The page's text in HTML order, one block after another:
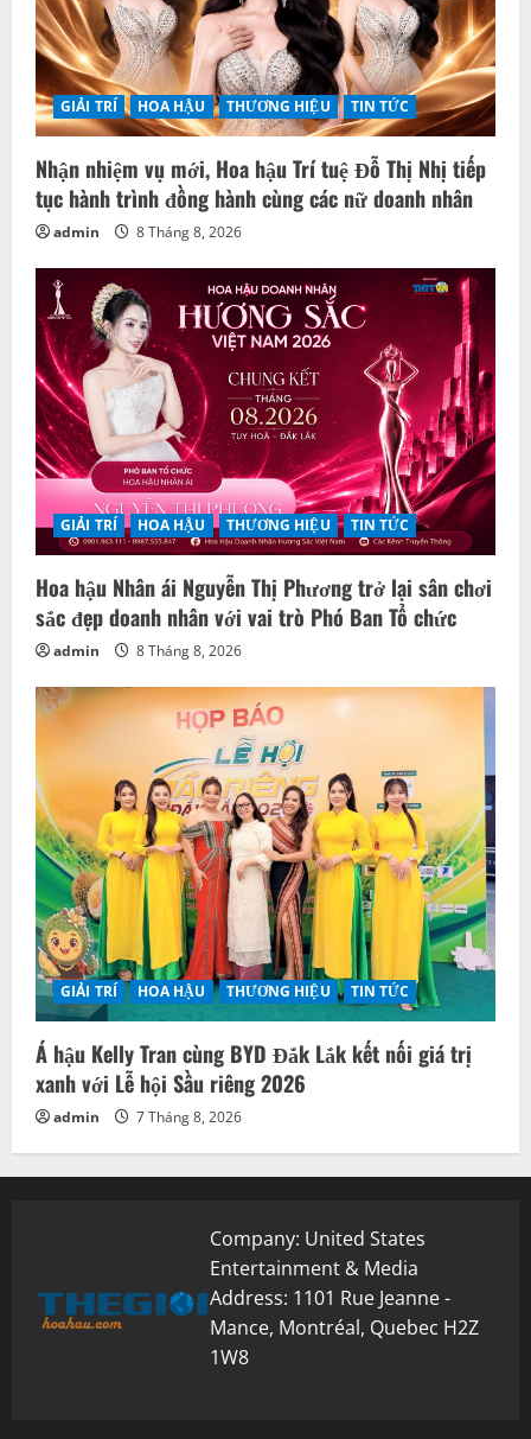
GIẢI TRÍ HOA HẬU THƯƠNG HIỆU TIN TỨC
Nhận nhiệm vụ mới, Hoa hậu Trí tuệ Đỗ Thị Nhị tiếp
tục hành trình đồng hành cùng các nữ doanh nhân
admin 8 Tháng 8, 2026
GIẢI TRÍ HOA HẬU THƯƠNG HIỆU TIN TỨC
Hoa hậu Nhân ái Nguyễn Thị Phương trở lại sân chơi
sắc đẹp doanh nhân với vai trò Phó Ban Tổ chức
admin 8 Tháng 8, 2026
GIẢI TRÍ HOA HẬU THƯƠNG HIỆU TIN TỨC
Á hậu Kelly Tran cùng BYD Đắk Lắk kết nối giá trị
xanh với Lễ hội Sầu riêng 2026
admin 7 Tháng 8, 2026
Company: United States
Entertainment & Media
Address: 1101 Rue Jeanne -
Mance, Montréal, Quebec H2Z
1W8